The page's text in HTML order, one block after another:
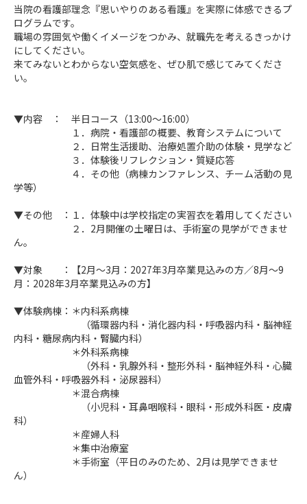
当院の看護部理念『思いやりのある看護』を実際に体感できるプ
ログラムです。
職場の雰囲気や働くイメージをつかみ、就職先を考えるきっかけ
にしてください。
来てみないとわからない空気感を、ぜひ肌で感じてみてくださ
い。
▼内容 ： 半日コース（13:00～16:00）
１．病院・看護部の概要、教育システムについて
２．日常生活援助、治療処置介助の体験・見学など
３．体験後リフレクション・質疑応答
４．その他（病棟カンファレンス、チーム活動の見
学等）
▼その他 ：１．体験中は学校指定の実習衣を着用してください
２．2月開催の土曜日は、手術室の見学ができませ
ん。
▼対象 ：【2月～3月：2027年3月卒業見込みの方／8月～9
月：2028年3月卒業見込みの方】
▼体験病棟：＊内科系病棟
（循環器内科・消化器内科・呼吸器内科・脳神経
内科・糖尿病内科・腎臓内科）
＊外科系病棟
（外科・乳腺外科・整形外科・脳神経外科・心臓
血管外科・呼吸器外科・泌尿器科）
＊混合病棟
（小児科・耳鼻咽喉科・眼科・形成外科医・皮膚
科）
＊産婦人科
＊集中治療室
＊手術室（平日のみのため、2月は見学できませ
ん）